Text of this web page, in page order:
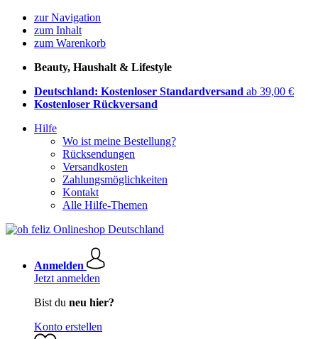
zur Navigation
zum Inhalt
zum Warenkorb
Beauty, Haushalt & Lifestyle
Deutschland: Kostenloser Standardversand ab 39,00 €
Kostenloser Rückversand
Hilfe
Wo ist meine Bestellung?
Rücksendungen
Versandkosten
Zahlungsmöglichkeiten
Kontakt
Alle Hilfe-Themen
Anmelden
Jetzt anmelden
Bist du neu hier?
Konto erstellen